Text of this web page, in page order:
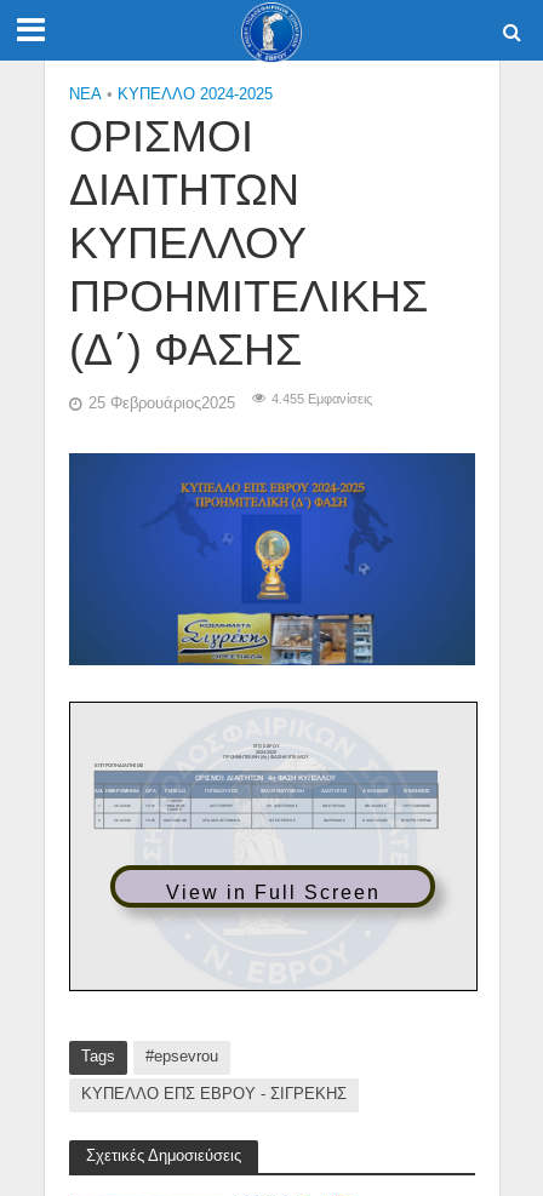
NEA • ΚΥΠΕΛΛΟ 2024-2025
ΟΡΙΣΜΟΙ
ΔΙΑΙΤΗΤΩΝ
ΚΥΠΕΛΛΟΥ
ΠΡΟΗΜΙΤΕΛΙΚΗΣ
(Δ΄) ΦΑΣΗΣ
25 Φεβρουάριος2025 4.455 Εμφανίσεις
View in Full Screen
Tags #epsevrou
ΚΥΠΕΛΛΟ ΕΠΣ ΕΒΡΟΥ - ΣΙΓΡΕΚΗΣ
Σχετικές Δημοσιεύσεις